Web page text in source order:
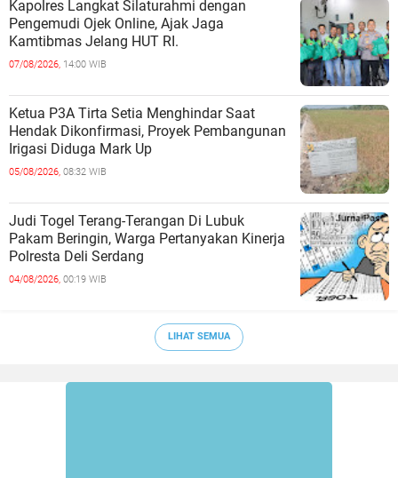
Kapolres Langkat Silaturahmi dengan
Pengemudi Ojek Online, Ajak Jaga
Kamtibmas Jelang HUT RI.
07/08/2026, 14:00 WIB
Ketua P3A Tirta Setia Menghindar Saat
Hendak Dikonfirmasi, Proyek Pembangunan
Irigasi Diduga Mark Up
05/08/2026, 08:32 WIB
Judi Togel Terang-Terangan Di Lubuk
Pakam Beringin, Warga Pertanyakan Kinerja
Polresta Deli Serdang
04/08/2026, 00:19 WIB
LIHAT SEMUA